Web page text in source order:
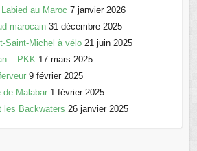
au Maroc 7 janvier 2026
marocain 31 décembre 2025
Saint-Michel à vélo 21 juin 2025
– PKK 17 mars 2025
9 février 2025
de Malabar 1 février 2025
les Backwaters 26 janvier 2025